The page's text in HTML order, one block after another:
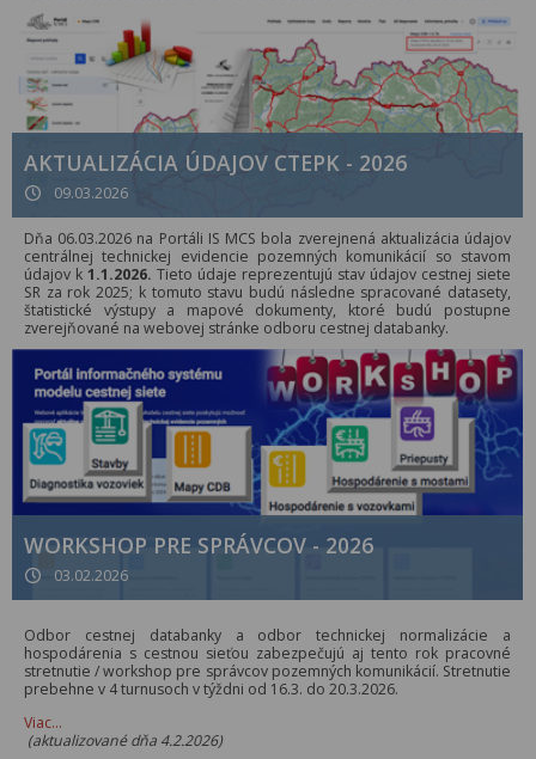
AKTUALIZÁCIA ÚDAJOV CTEPK - 2026
09.03.2026
Dňa 06.03.2026 na Portáli IS MCS bola zverejnená aktualizácia údajov
centrálnej technickej evidencie pozemných komunikácií so stavom
údajov k 1.1.2026. Tieto údaje reprezentujú stav údajov cestnej siete
SR za rok 2025; k tomuto stavu budú následne spracované datasety,
štatistické výstupy a mapové dokumenty, ktoré budú postupne
zverejňované na webovej stránke odboru cestnej databanky.
WORKSHOP PRE SPRÁVCOV - 2026
03.02.2026
Odbor cestnej databanky a odbor technickej normalizácie a
hospodárenia s cestnou sieťou zabezpečujú aj tento rok pracovné
stretnutie / workshop pre správcov pozemných komunikácií. Stretnutie
prebehne v 4 turnusoch v týždni od 16.3. do 20.3.2026.
Viac…
(aktualizované dňa 4.2.2026)